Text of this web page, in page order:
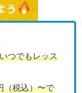
つでもレッス
（税込）〜で